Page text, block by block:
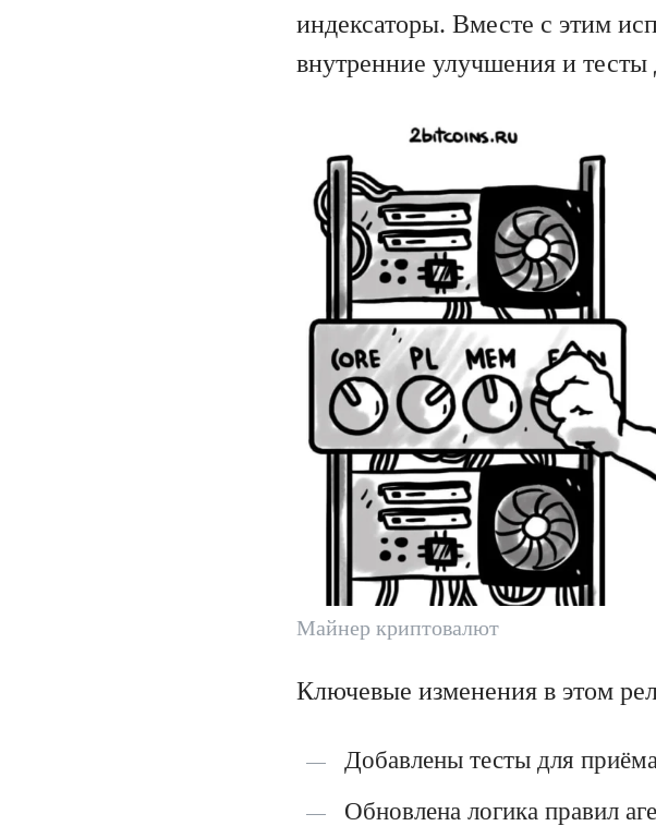
индексаторы. Вместе с этим
внутренние улучшения и
Майнер криптовалют
Ключевые изменения в этом
Добавлены тесты для
Обновлена логика правил